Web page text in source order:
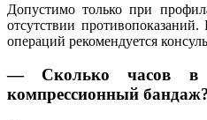
Допустимо только при
отсутствии
операций рекомендуется
— Сколько часов в
компрессионный